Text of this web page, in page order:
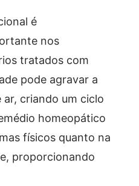
é
nos
tratados com
pode agravar a
criando um ciclo
homeopático
físicos quanto na
proporcionando